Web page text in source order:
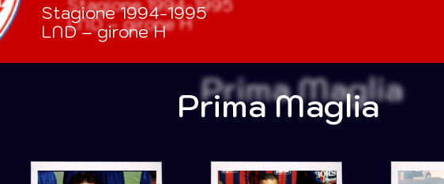
Stagione 1994-1995
LND – girone H
Prima Maglia